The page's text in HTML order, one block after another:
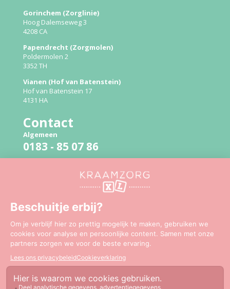
Gorinchem (Zorglinie)
Hoog Dalemseweg 3
4208 CA
Papendrecht (Zorgmolen)
Poldermolen 2
3352 TH
Vianen (Hof van Batenstein)
Hof van Batenstein 17
4131 HA
Contact
Algemeen
0183 - 85 07 86
06 - 51 41 94 79
Mail:info@kraamzorgxl.nl